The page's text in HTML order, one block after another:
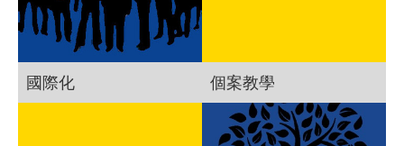
國際化 個案教學